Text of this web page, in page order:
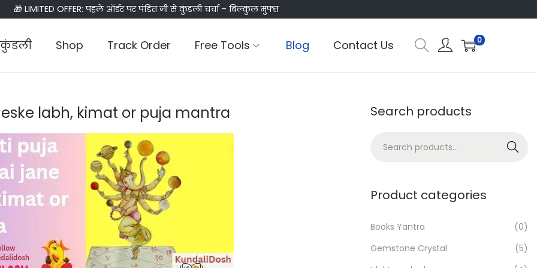
🎁 LIMITED OFFER: पहले ऑर्डर पर पंडित जी से कुंडली चर्चा – बिल्कुल मुफ्त
Shop Track Order Free Tools Blog Contact Us 0
labh, kimat or puja mantra Search products
r
h
Search
Product categories
Books Yantra
(0)
Gemstone Crystal
(5)